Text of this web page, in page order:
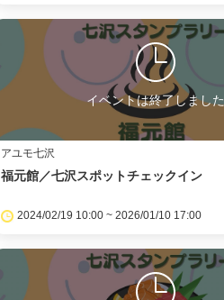
イベントは終了しました
アユモ七沢
福元館／七沢スポットチェックイン
2024/02/19 10:00 ~ 2026/01/10 17:00